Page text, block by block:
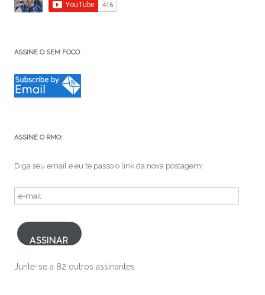
ASSINE O SEM FOCO
ASSINE O RMO:
Diga seu email e eu te passo o link da nova postagem!
e-
ASSINAR
Junte-se a 82 outros assinantes